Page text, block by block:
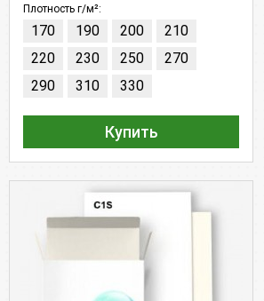
Плотность г/м²:
170 190 200
210
220
230 250
270
290
310 330
Купить